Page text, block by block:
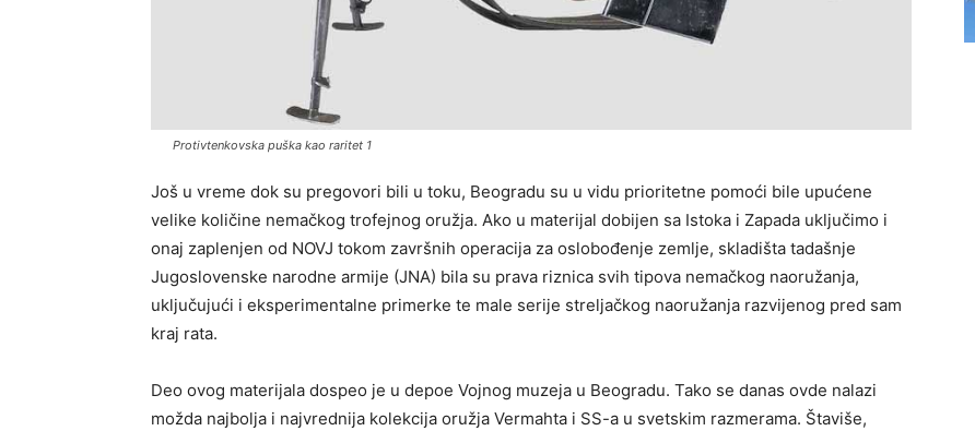
Protivtenkovska puška kao raritet 1
Još u vreme dok su pregovori bili u toku, Beogradu su u vidu prioritetne pomoći bile upućene
velike količine nemačkog trofejnog oružja. Ako u materijal dobijen sa Istoka i Zapada uključimo i
onaj zaplenjen od NOVJ tokom završnih operacija za oslobođenje zemlje, skladišta tadašnje
Jugoslovenske narodne armije (JNA) bila su prava riznica svih tipova nemačkog naoružanja,
uključujući i eksperimentalne primerke te male serije streljačkog naoružanja razvijenog pred sam
kraj rata.
Deo ovog materijala dospeo je u depoe Vojnog muzeja u Beogradu. Tako se danas ovde nalazi
možda najbolja i najvrednija kolekcija oružja Vermahta i SS-a u svetskim razmerama. Štaviše,